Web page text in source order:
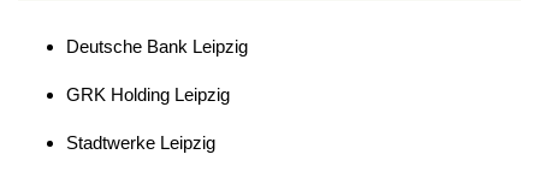
Deutsche Bank Leipzig
GRK Holding Leipzig
Stadtwerke Leipzig